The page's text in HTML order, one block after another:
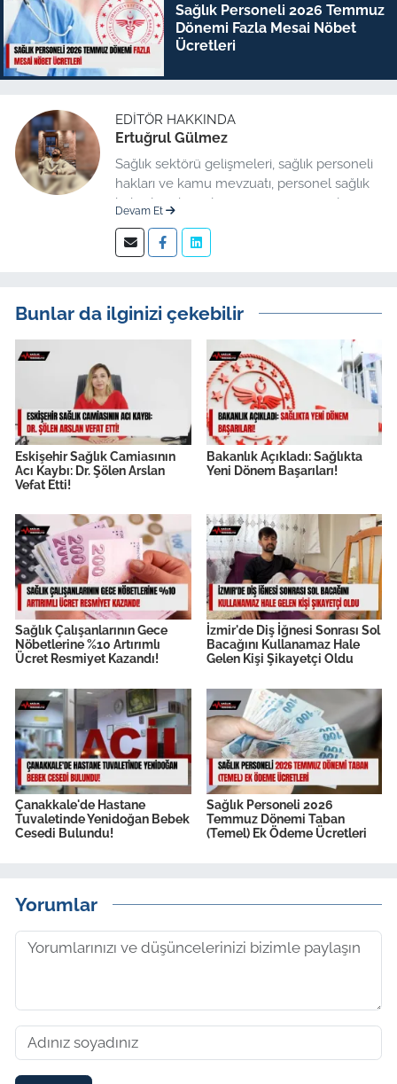
Sağlık Personeli 2026 Temmuz
Dönemi Fazla Mesai Nöbet
Ücretleri
EDITÖR HAKKINDA
Ertuğrul Gülmez
Sağlık sektörü gelişmeleri, sağlık personeli
hakları ve kamu mevzuatı, personel sağlık
haberleri düzenleme üzerine uzmanlaşmış
Devam Et
Bunlar da ilginizi çekebilir
Eskişehir Sağlık Camiasının
Acı Kaybı: Dr. Şölen Arslan
Vefat Etti!
Bakanlık Açıkladı: Sağlıkta
Yeni Dönem Başarıları!
Sağlık Çalışanlarının Gece
Nöbetlerine %10 Artırımlı
Ücret Resmiyet Kazandı!
İzmir'de Diş İğnesi Sonrası Sol
Bacağını Kullanamaz Hale
Gelen Kişi Şikayetçi Oldu
Çanakkale'de Hastane
Tuvaletinde Yenidoğan Bebek
Cesedi Bulundu!
Sağlık Personeli 2026
Temmuz Dönemi Taban
(Temel) Ek Ödeme Ücretleri
Yorumlar